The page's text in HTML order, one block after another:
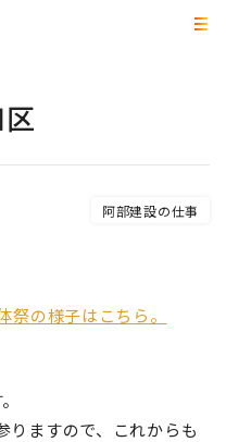
阿部建設の仕事
祭の様子はこちら。
りますので、これからも